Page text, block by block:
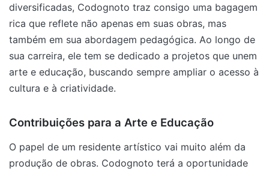
diversificadas, Codognoto traz consigo uma bagagem
rica que reflete não apenas em suas obras, mas
também em sua abordagem pedagógica. Ao longo de
sua carreira, ele tem se dedicado a projetos que unem
arte e educação, buscando sempre ampliar o acesso à
cultura e à criatividade.
Contribuições para a Arte e Educação
O papel de um residente artístico vai muito além da
produção de obras. Codognoto terá a oportunidade